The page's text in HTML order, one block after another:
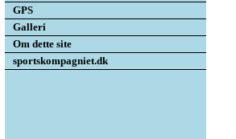
GPS
Galleri
Om dette site
sportskompagniet.dk